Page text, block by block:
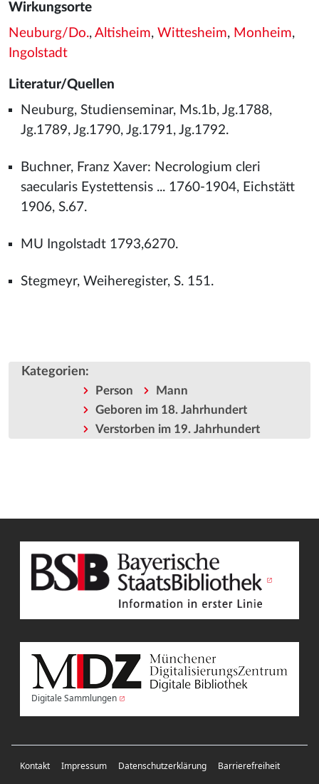
Wirkungsorte
Neuburg/Do., Altisheim, Wittesheim, Monheim,
Ingolstadt
Literatur/Quellen
Neuburg, Studienseminar, Ms.1b, Jg.1788,
Jg.1789, Jg.1790, Jg.1791, Jg.1792.
Buchner, Franz Xaver: Necrologium cleri
saecularis Eystettensis ... 1760-1904, Eichstätt
1906, S.67.
MU Ingolstadt 1793,6270.
Stegmeyr, Weiheregister, S. 151.
Kategorien:
Person
Mann
Geboren im 18. Jahrhundert
Verstorben im 19. Jahrhundert
Digitale Sammlungen
Kontakt Impressum Datenschutzerklärung Barrierefreiheit